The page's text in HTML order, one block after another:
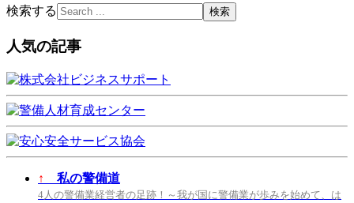
検索する
人気の記事
↑ 私の警備道
4人の警備業経営者の足跡！～我が国に警備業が歩みを始めて、は